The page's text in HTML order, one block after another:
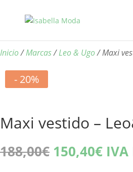
Inicio/Marcas/Leo & Ugo/ Maxi
- 20%
Maxi vestido –
188,00€ El
precio
150,40€ElIVA